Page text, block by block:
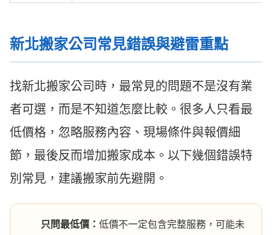
新北搬家公司常見錯誤與避雷重點
找新北搬家公司時，最常見的問題不是沒有業
者可選，而是不知道怎麼比較。很多人只看最
低價格，忽略服務內容、現場條件與報價細
節，最後反而增加搬家成本。以下幾個錯誤特
別常見，建議搬家前先避開。
只問最低價：低價不一定包含完整服務，可能未